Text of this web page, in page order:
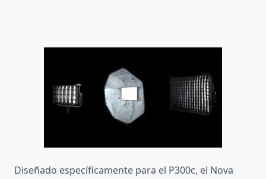
Diseñado específicamente para el P300c, el Nova